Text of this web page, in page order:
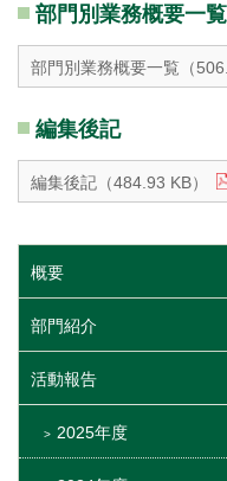
部門別業務概要一覧
部門別業務概要一覧（
編集後記
編集後記（484.93 KB）
概要
部門紹介
活動報告
2025年度